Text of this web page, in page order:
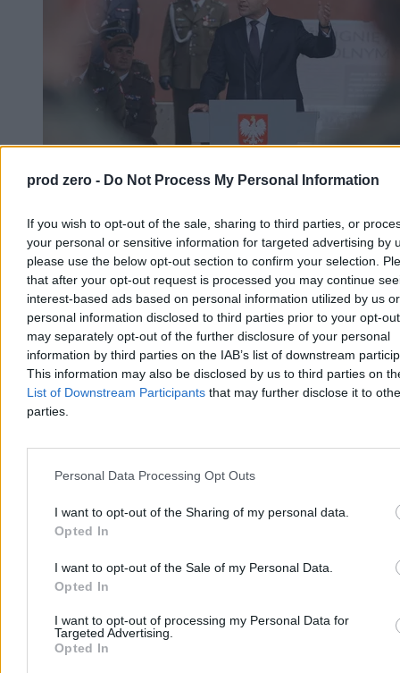
prod zero - Do Not Process My Personal Information
If you wish to opt-out of the sale, sharing to third parties, or
your personal or sensitive information for targeted advertising by
please use the below opt-out section to confirm your selection.
that after your opt-out request is processed you may continue
interest-based ads based on personal information utilized by us or
personal information disclosed to third parties prior to your opt-
may separately opt-out of the further disclosure of your personal
information by third parties on the IAB’s list of downstream
This information may also be disclosed by us to third parties on
List of Downstream Participants that may further disclose it to
parties.
Personal Data Processing Opt Outs
I want to opt-out of the Sharing of my personal data.
Opted In
I want to opt-out of the Sale of my Personal Data.
Opted In
I want to opt-out of processing my Personal Data for
Targeted Advertising.
Opted In
najgłośniejszych zawetowanych ustaw
Prezydent Karol Nawrocki nie zgadza się na przyprawianie mu
gęby „wetomatu”. Jak podkreśla, podpisuje znacznie więcej ustaw,
niż odrzuca. Liczby jednak nie kłamią: od początku kadencji
Nawrocki odmówił podpisania 41 aktów prawnych – to rekord III
RP. Rząd nie ustawał w wysiłkach, by pokrzyżować prezydentowi
szyki i wprowadzać przepisy alternatywnymi drogami.
Sprawdziliśmy, jak przebiegała ta batalia.
Krzysztof Jabłonowski
9 min
Kraj